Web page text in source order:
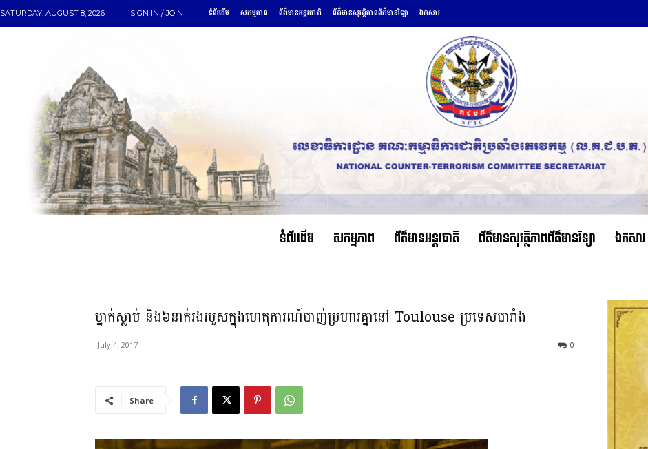
SATURDAY, AUGUST 8, 2026 SIGN IN / JOIN ទំព័រដើម សកម្មភាព ព័ត៌មានអន្តរជាតិ ព័ត៌មានសុវត្ថិភាពព័ត៌មានវិទ្យា ឯកសារ
ទំព័រដើម សកម្មភាព ព័ត៌មានអន្តរជាតិ ព័ត៌មានសុវត្ថិភាពព័ត៌មានវិទ្យា ឯកសារ
ម្នាក់ស្លាប់ និង៦នាក់រងរបួសក្នុងហេតុការណ៍បាញ់ប្រហារគ្នានៅ Toulouse ប្រទេសបារាំង
July 4, 2017 0
Share